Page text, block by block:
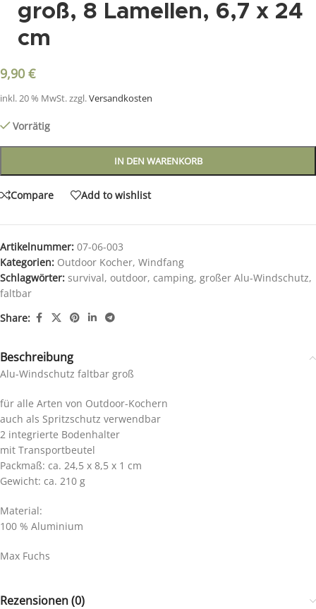
groß, 8 Lamellen, 6,7 x 24
cm
9,90 €
inkl. 20 % MwSt.zzgl.Versandkosten
Vorrätig
IN DEN WARENKORB
Compare Add to wishlist
Artikelnummer: 07-06-003
Kategorien: Outdoor Kocher, Windfang
Schlagwörter: survival, outdoor, camping, großer Alu-Windschutz,
faltbar
Share:
Beschreibung
Alu-Windschutz faltbar groß
für alle Arten von Outdoor-Kochern
auch als Spritzschutz verwendbar
2 integrierte Bodenhalter
mit Transportbeutel
Packmaß: ca. 24,5 x 8,5 x 1 cm
Gewicht: ca. 210 g
Material:
100 % Aluminium
Max Fuchs
Rezensionen (0)